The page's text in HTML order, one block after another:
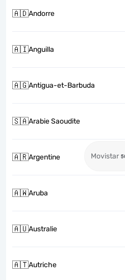
🇦🇩Andorre
🇦🇮Anguilla
🇦🇬Antigua-et-Barbuda
🇸🇦Arabie Saoudite
🇦🇷Argentine Movistar
🇦🇼Aruba
🇦🇺Australie
🇦🇹Autriche